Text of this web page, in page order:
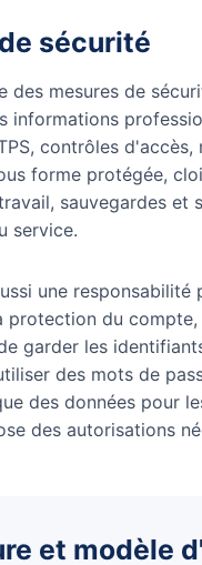
sécurité
des mesures de
informations
contrôles d'accès,
forme protégée,
sauvegardes et
service.
une responsabilité
protection du compte,
garder les
des mots de
des données pour
des autorisations
et modèle